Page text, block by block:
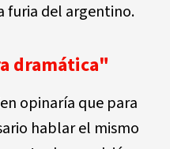
furia del argentino.
dramática"
opinaría que para
hablar el mismo